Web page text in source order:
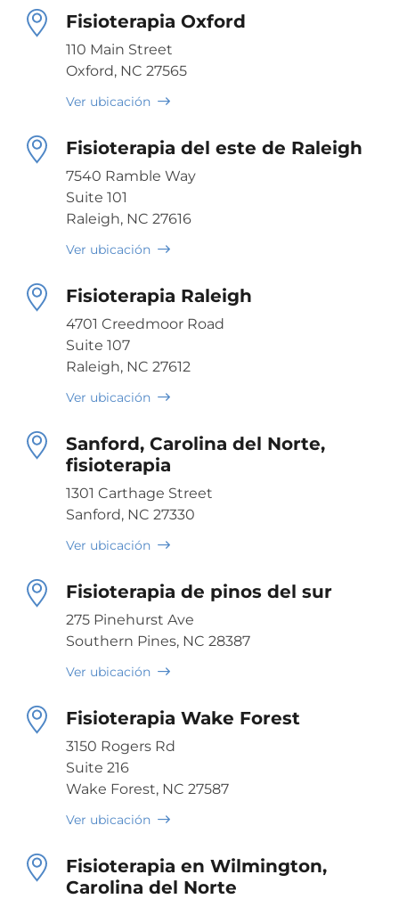
Fisioterapia Oxford
110 Main Street
Oxford, NC 27565
Ver ubicación
Fisioterapia del este de Raleigh
7540 Ramble Way
Suite 101
Raleigh, NC 27616
Ver ubicación
Fisioterapia Raleigh
4701 Creedmoor Road
Suite 107
Raleigh, NC 27612
Ver ubicación
Sanford, Carolina del Norte,
fisioterapia
1301 Carthage Street
Sanford, NC 27330
Ver ubicación
Fisioterapia de pinos del sur
275 Pinehurst Ave
Southern Pines, NC 28387
Ver ubicación
Fisioterapia Wake Forest
3150 Rogers Rd
Suite 216
Wake Forest, NC 27587
Ver ubicación
Fisioterapia en Wilmington,
Carolina del Norte